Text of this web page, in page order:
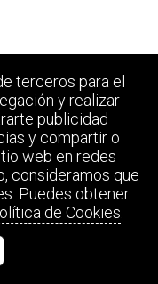
terceros para el
y realizar
publicidad
y compartir o
web en redes
consideramos que
Puedes obtener
de Cookies